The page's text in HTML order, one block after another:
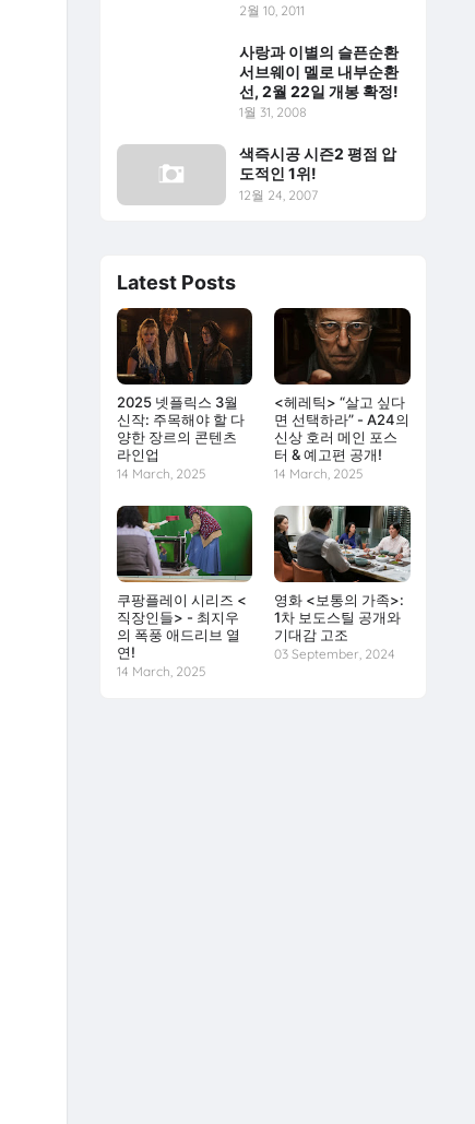
2월 10, 2011
사랑과 이별의 슬픈순환
서브웨이 멜로 내부순환
선, 2월 22일 개봉 확정!
1월 31, 2008
색즉시공 시즌2 평점 압
도적인 1위!
12월 24, 2007
Latest Posts
2025 넷플릭스 3월
신작: 주목해야 할 다
양한 장르의 콘텐츠
라인업
14 March, 2025
<헤레틱> “살고 싶다
면 선택하라” - A24의
신상 호러 메인 포스
터 & 예고편 공개!
14 March, 2025
쿠팡플레이 시리즈 <
직장인들> - 최지우
의 폭풍 애드리브 열
연!
14 March, 2025
영화 <보통의 가족>:
1차 보도스틸 공개와
기대감 고조
03 September, 2024